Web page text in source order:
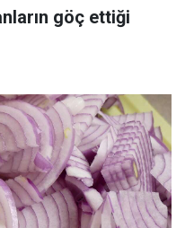
göç ettiği